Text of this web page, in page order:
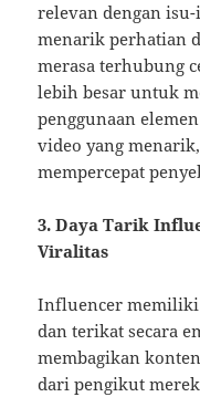
relevan dengan
menarik perhatian
merasa terhubung
lebih besar untuk
penggunaan
video yang
mempercepat
3. Daya Tarik
Viralitas
Influencer memiliki
dan terikat secara
membagikan
dari pengikut